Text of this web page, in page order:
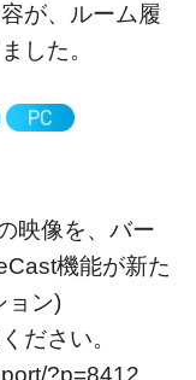
が、ルーム履
した。
映像を、バー
機能が新た
ョン)
ださい。
?p=8412